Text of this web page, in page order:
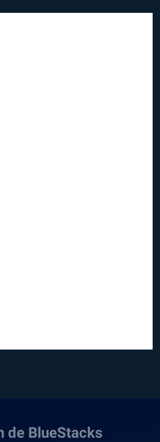
de BlueStacks